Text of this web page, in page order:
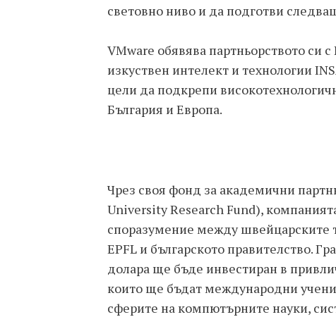
световно ниво и да подготви
VMware обявява партньорството си
изкуствен интелект и технологии
цели да подкрепи
България и Европа.
Чрез своя фонд за академични
University Research Fund),
споразумение между швейцарските
EPFL и българското правителство.
долара ще бъде инвестиран в
които ще бъдат международни
сферите на компютърните науки,